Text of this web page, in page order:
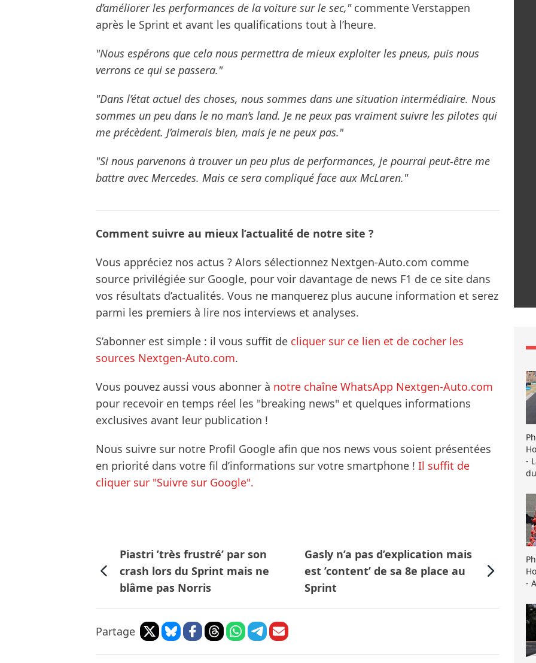
d’améliorer les performances de la voiture sur le sec,"commente Verstappen
après le Sprint et avant les qualifications tout à l’heure.
"Nous espérons que cela nous permettra de mieux exploiter les pneus, puis nous
verrons ce qui se passera."
"Dans l’état actuel des choses, nous sommes dans une situation intermédiaire. Nous
sommes un peu dans le no man’s land. Je ne peux pas vraiment suivre les pilotes qui
me précèdent. J’aimerais bien, mais je ne peux pas."
"Si nous parvenons à trouver un peu plus de performances, je pourrai peut-être me
battre avec Mercedes. Mais ce sera compliqué face aux McLaren."
Comment suivre au mieux l’actualité de notre site ?
Vous appréciez nos actus ? Alors sélectionnez Nextgen-Auto.com comme
source privilégiée sur Google, pour voir davantage de news F1 de ce site dans
vos résultats d’actualités. Vous ne manquerez plus aucune information et serez
parmi les premiers à lire nos interviews et analyses.
S’abonner est simple : il vous suffit de cliquer sur ce lien et de cocher les
sources Nextgen-Auto.com.
Vous pouvez aussi vous abonner à notre chaîne WhatsApp Nextgen-Auto.com
pour recevoir en temps réel les "breaking news" et quelques informations
exclusives avant leur publication !
Nous suivre sur notre Profil Google afin que nos news vous soient présentées
en priorité dans votre fil d’informations sur votre smartphone ! Il suffit de
cliquer sur "Suivre sur Google".
Piastri ’très frustré’ par son
crash lors du Sprint mais ne
blâme pas Norris
Gasly n’a pas d’explication mais
est ’content’ de sa 8e place au
Sprint
Partage
-
-